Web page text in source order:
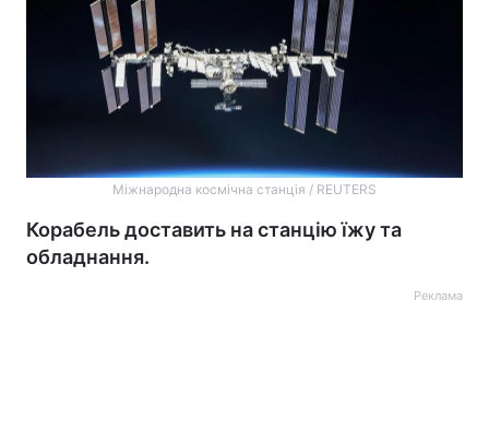
Міжнародна космічна станція / REUTERS
Корабель доставить на станцію їжу та
обладнання.
Реклама